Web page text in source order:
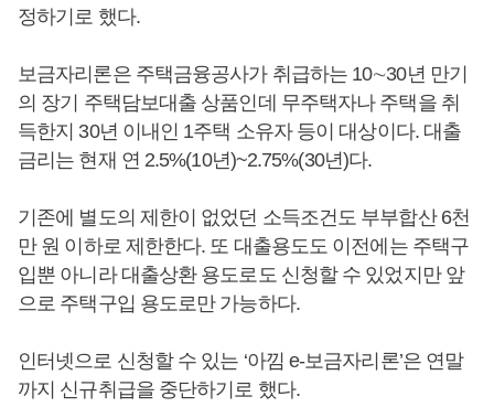
정하기로 했다.
보금자리론은 주택금융공사가 취급하는 10∼30년 만기
의 장기 주택담보대출 상품인데 무주택자나 주택을 취
득한지 30년 이내인 1주택 소유자 등이 대상이다. 대출
금리는 현재 연 2.5%(10년)~2.75%(30년)다.
기존에 별도의 제한이 없었던 소득조건도 부부합산 6천
만 원 이하로 제한한다. 또 대출용도도 이전에는 주택구
입뿐 아니라 대출상환 용도로도 신청할 수 있었지만 앞
으로 주택구입 용도로만 가능하다.
인터넷으로 신청할 수 있는 ‘아낌 e-보금자리론’은 연말
까지 신규취급을 중단하기로 했다.